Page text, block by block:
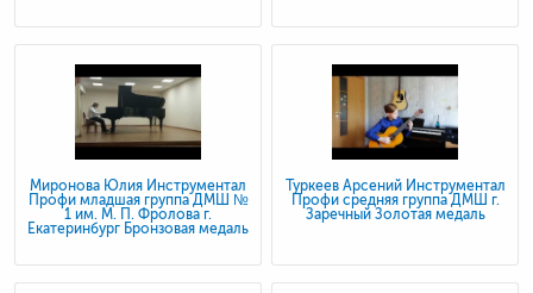
Миронова Юлия Инструментал
Профи младшая группа ДМШ №
1 им. М. П. Фролова г.
Екатеринбург Бронзовая медаль
Туркеев Арсений Инструментал
Профи средняя группа ДМШ г.
Заречный Золотая медаль